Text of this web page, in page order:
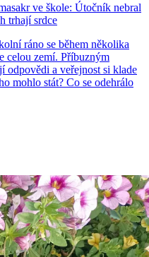
ve škole: Útočník nebral
trhají srdce
ráno se během několika
celou zemí. Příbuzným
odpovědi a veřejnost si klade
mohlo stát? Co se odehrálo